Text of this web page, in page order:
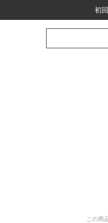
初
この商